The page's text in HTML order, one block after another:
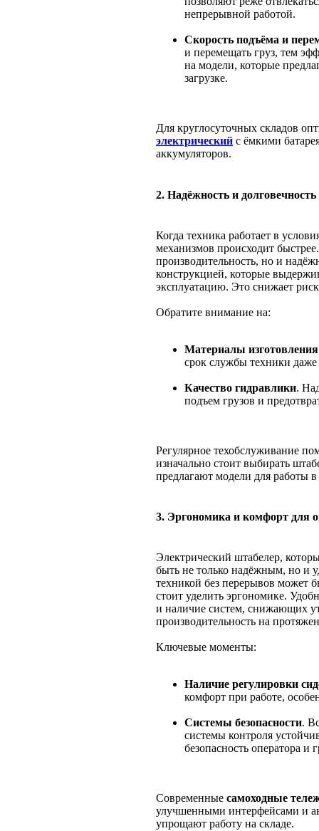
непрерывной работой.
Скорость подъёма и
и перемещать груз, тем
на модели, которые
загрузке.
Для круглосуточных складов
электрический с ёмкими
аккумуляторов.
2. Надёжность и
Когда техника работает в
механизмов происходит
производительность, но и
конструкцией, которые
эксплуатацию. Это снижает
Обратите внимание на:
Материалы изготовления
срок службы техники
Качество гидравлики.
подъем грузов и
Регулярное техобслуживание
изначально стоит выбирать
предлагают модели для работы
3. Эргономика и комфорт для
Электрический штабелер,
быть не только надёжным, но и
техникой без перерывов может
стоит уделить эргономике.
и наличие систем, снижающих
производительность на
Ключевые моменты:
Наличие регулировки
комфорт при работе,
Системы безопасности.
системы контроля
безопасность оператора и
Современные самоходные
улучшенными интерфейсами и
упрощают работу на складе.